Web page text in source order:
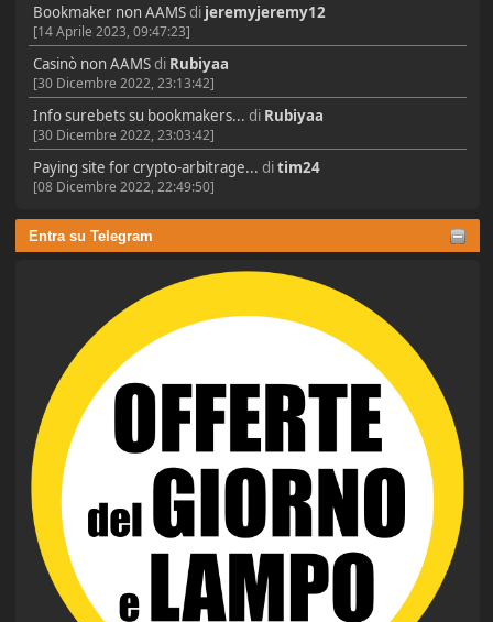
Bookmaker non AAMSdi jeremyjeremy12
[14 Aprile 2023, 09:47:23]
Casinò non AAMSdi Rubiyaa
[30 Dicembre 2022, 23:13:42]
Info surebets su bookmakers... di Rubiyaa
[30 Dicembre 2022, 23:03:42]
Paying site for crypto-arbitrage... ditim24
[08 Dicembre 2022, 22:49:50]
Entra su Telegram